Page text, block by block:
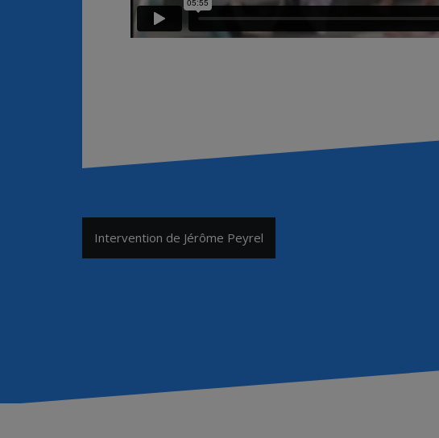
Navigation
de
Intervention de Jérôme Peyrel